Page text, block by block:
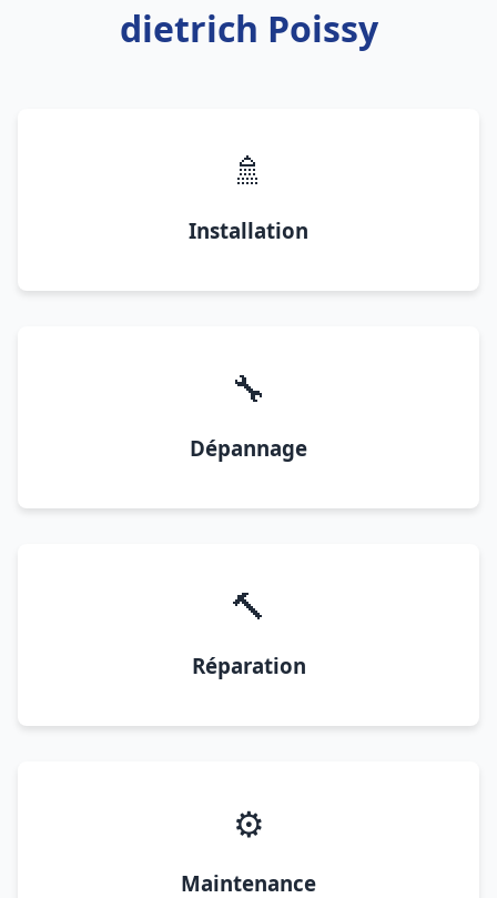
dietrich Poissy
🚿
Installation
🔧
Dépannage
🔨
Réparation
⚙️
Maintenance